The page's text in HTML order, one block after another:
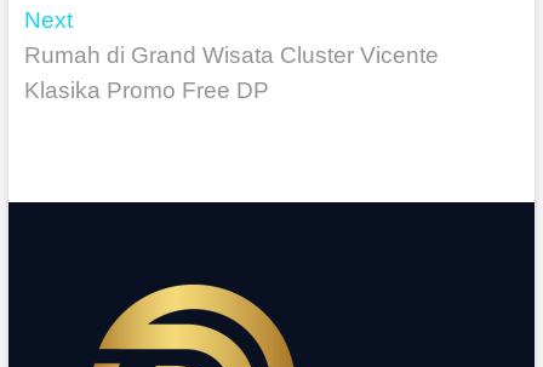
Next
Rumah di Grand Wisata Cluster Vicente
Klasika Promo Free DP